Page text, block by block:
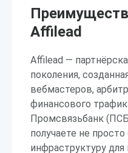
Affilead
Affilead —
поколения,
вебмастеров,
финансового
Промсвязьбанк
получаете не
инфраструктуру